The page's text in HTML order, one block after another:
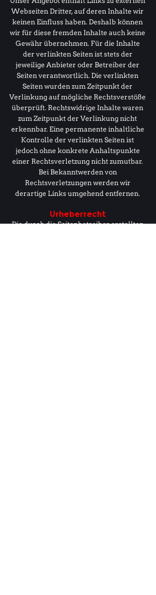
Webseiten Dritter, auf deren Inhalte wir
keinen Einfluss haben. Deshalb können
wir für diese fremden Inhalte auch keine
Gewähr übernehmen. Für die Inhalte
der verlinkten Seiten ist stets der
jeweilige Anbieter oder Betreiber der
Seiten verantwortlich. Die verlinkten
Seiten wurden zum Zeitpunkt der
Verlinkung auf mögliche Rechtsverstöße
überprüft. Rechtswidrige Inhalte waren
zum Zeitpunkt der Verlinkung nicht
erkennbar. Eine permanente inhaltliche
Kontrolle der verlinkten Seiten ist
jedoch ohne konkrete Anhaltspunkte
einer Rechtsverletzung nicht zumutbar.
Bei Bekanntwerden von
Rechtsverletzungen werden wir
derartige Links umgehend entfernen.
Urheberrecht
Die durch die Seitenbetreiber erstellten